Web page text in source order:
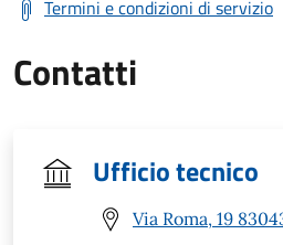
Termini e condizioni di servizio
Contatti
Ufficio tecnico
Via Roma, 19